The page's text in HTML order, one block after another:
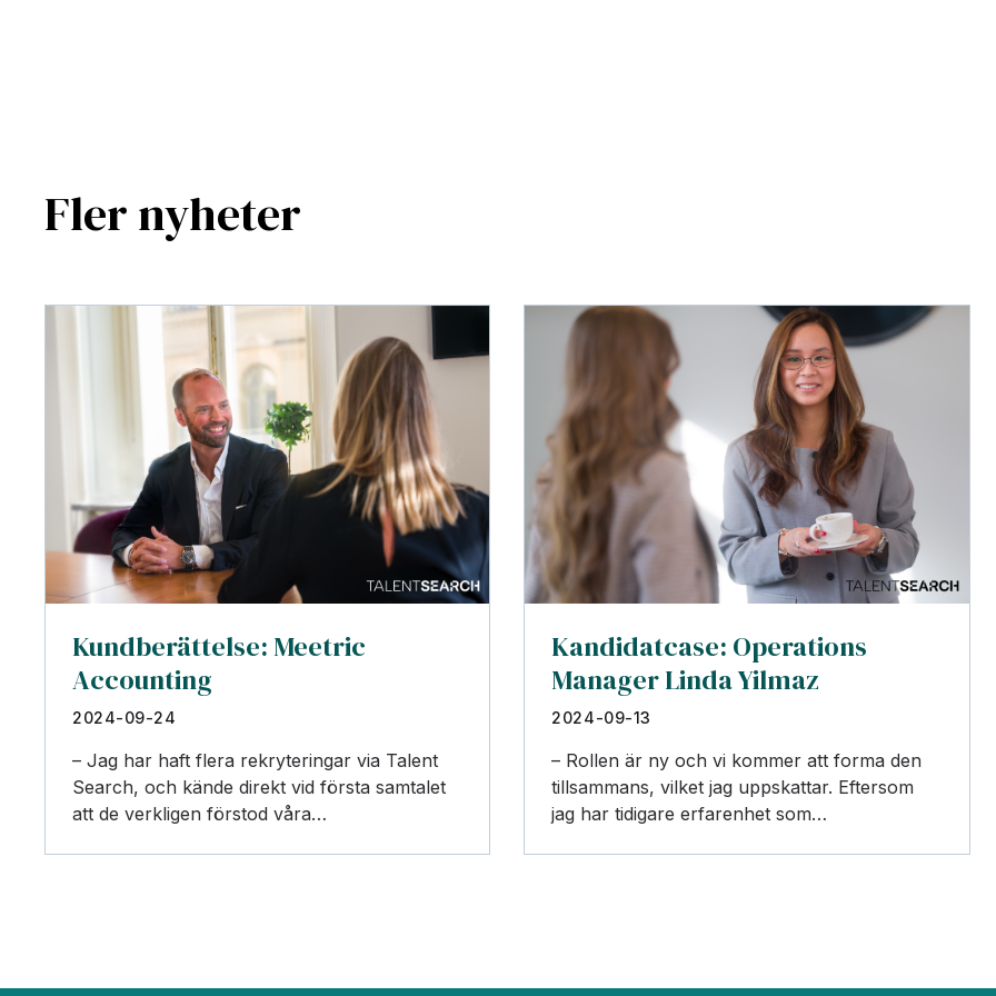
Fler nyheter
Kundberättelse: Meetric
Accounting
2024-09-24
– Jag har haft flera rekryteringar via Talent
Search, och kände direkt vid första samtalet
att de verkligen förstod våra…
Kandidatcase: Operations
Manager Linda Yilmaz
2024-09-13
– Rollen är ny och vi kommer att forma den
tillsammans, vilket jag uppskattar. Eftersom
jag har tidigare erfarenhet som…